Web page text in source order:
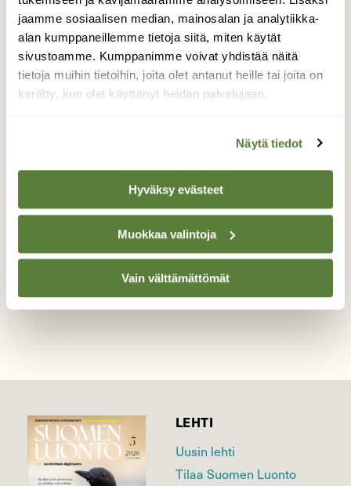
jaamme sosiaalisen median, mainosalan ja analytiikka-
alan kumppaneillemme tietoja siitä, miten käytät
sivustoamme. Kumppanimme voivat yhdistää näitä
tietoja muihin tietoihin, joita olet antanut heille tai joita on
kerätty, kun olet käyttänyt heidän palvelujaan.
Näytä tiedot
Hyväksy evästeet
Muokkaa valintoja
Vain välttämättömät
nähdä hirvi jossain lammella tms.
Ensimmäisessä paikassa jossa pysähdyin
näkyi ruskosuohaukka metsästämässä.
Kohta samalle reviirille lennähti merikotka ja
sehän ei sopinu haukalle. Haukka hyökkäili
kotkan niskaan jatkuvasti ja ajoi sen pois.
haukkoja joten päivä meni sitten samalla
ruovikon reunalla auringossa paistatellen ja
petolintujen taisteluita seuraten.
Valokuvaaja: Jesse Eilola, Hailuoto 3.5.2026
TAKAISIN LISTAAN
LEHTI
Uusin lehti
Tilaa Suomen Luonto